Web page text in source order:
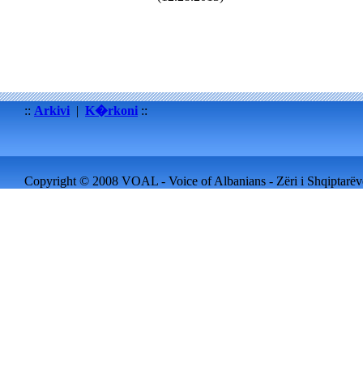
:: Arkivi | K�rkoni ::
Copyright © 2008 VOAL - Voice of Albanians - Zëri i